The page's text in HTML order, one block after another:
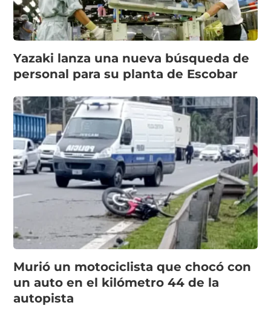
Yazaki lanza una nueva búsqueda de
personal para su planta de Escobar
Murió un motociclista que chocó con
un auto en el kilómetro 44 de la
autopista